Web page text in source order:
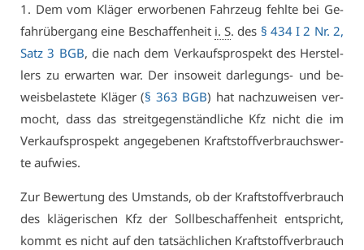
1. Dem vom Klä­ger er­wor­be­nen Fahr­zeug fehl­te bei Ge­
fahr­über­gang ei­ne Be­schaf­fen­heit i. S. des § 434 I 2 Nr. 2,
Satz 3 BGB, die nach dem Ver­kaufs­pro­spekt des Her­stel­
lers zu er­war­ten war. Der in­so­weit dar­le­gungs- und be­
weis­be­las­te­te Klä­ger (§ 363 BGB) hat nach­zu­wei­sen ver­
mocht, dass das streit­ge­gen­ständ­li­che Kfz nicht die im
Ver­kaufs­pro­spekt an­ge­ge­be­nen Kraft­stoff­ver­brauchs­wer­
te auf­wies.
Zur Be­wer­tung des Um­stands, ob der Kraft­stoff­ver­brauch
des klä­ge­ri­schen Kfz der Soll­be­schaf­fen­heit ent­spricht,
kommt es nicht auf den tat­säch­li­chen Kraft­stoff­ver­brauch